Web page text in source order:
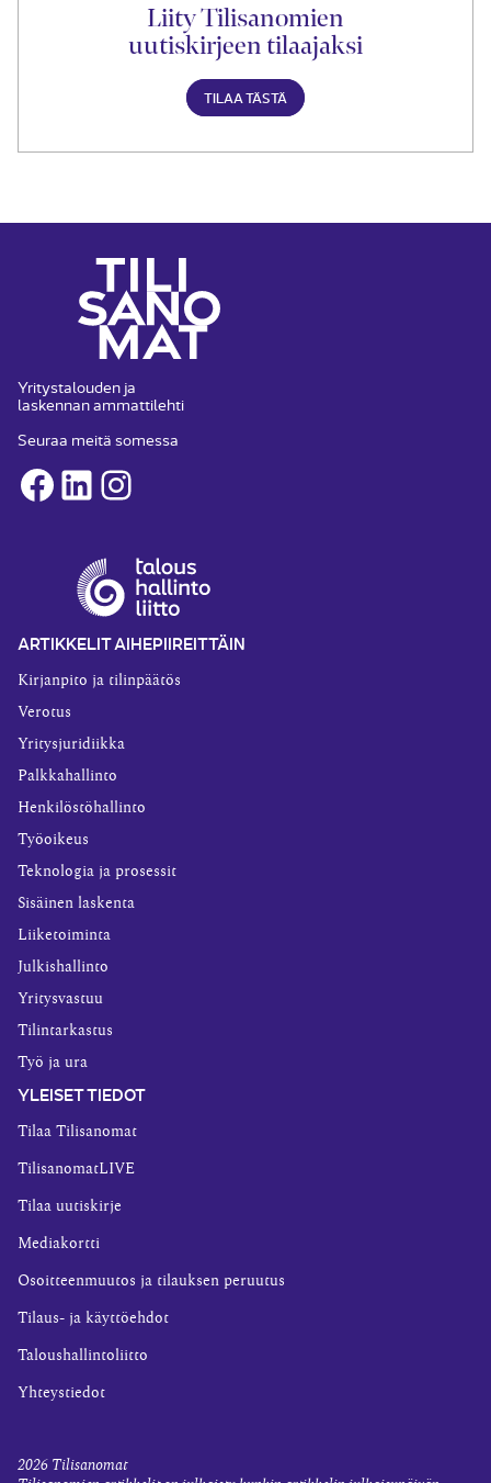
Liity Tilisanomien
uutiskirjeen tilaajaksi
TILAA TÄSTÄ
Yritystalouden ja
laskennan ammattilehti
Seuraa meitä somessa
Facebook
LinkedInInstagram
ARTIKKELIT AIHEPIIREITTÄIN
Kirjanpito ja tilinpäätös
Verotus
Yritysjuridiikka
Palkkahallinto
Henkilöstöhallinto
Työoikeus
Teknologia ja prosessit
Sisäinen laskenta
Liiketoiminta
Julkishallinto
Yritysvastuu
Tilintarkastus
Työ ja ura
YLEISET TIEDOT
Tilaa Tilisanomat
TilisanomatLIVE
Tilaa uutiskirje
Mediakortti
Osoitteenmuutos ja tilauksen peruutus
Tilaus- ja käyttöehdot
Taloushallintoliitto
Yhteystiedot
2026 Tilisanomat